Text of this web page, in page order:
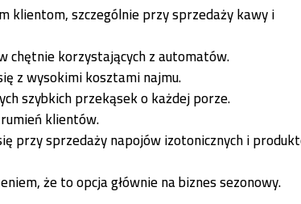
klientom, szczególnie przy sprzedaży kawy i
chętnie korzystających z automatów.
z wysokimi kosztami najmu.
szybkich przekąsek o każdej porze.
klientów.
przy sprzedaży napojów izotonicznych i
że to opcja głównie na biznes sezonowy.